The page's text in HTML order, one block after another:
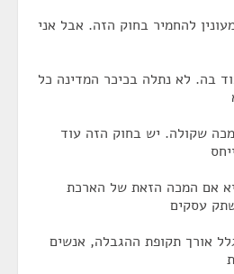
להחמיר בחוק הזה. אבל אני
בה. לא נתלה בכיכר המדינה כל
מכה שקולה. יש בחוק הזה עוד
אם המכה הזאת של הארכת
אורך תקופת ההגבלה, אנשים